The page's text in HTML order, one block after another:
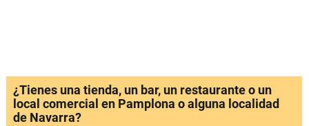
¿Tienes una tienda, un bar, un restaurante o un
local comercial en Pamplona o alguna localidad
de Navarra?